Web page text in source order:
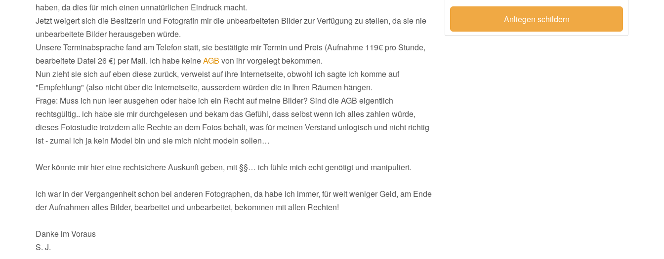
haben, da dies für mich einen unnatürlichen Eindruck macht.
Jetzt weigert sich die Besitzerin und Fotografin mir die unbearbeiteten Bilder zur Verfügung zu stellen, da sie nie
unbearbeitete Bilder herausgeben würde.
Unsere Terminabsprache fand am Telefon statt, sie bestätigte mir Termin und Preis (Aufnahme 119€ pro Stunde,
bearbeitete Datei 26 €) per Mail. Ich habe keineAGB von ihr vorgelegt bekommen.
Nun zieht sie sich auf eben diese zurück, verweist auf ihre Internetseite, obwohl ich sagte ich komme auf
"Empfehlung" (also nicht über die Internetseite, ausserdem würden die in Ihren Räumen hängen.
Frage: Muss ich nun leer ausgehen oder habe ich ein Recht auf meine Bilder? Sind die AGB eigentlich
rechtsgültig.. ich habe sie mir durchgelesen und bekam das Gefühl, dass selbst wenn ich alles zahlen würde,
dieses Fotostudie trotzdem alle Rechte an dem Fotos behält, was für meinen Verstand unlogisch und nicht richtig
ist - zumal ich ja kein Model bin und sie mich nicht modeln sollen…
Wer könnte mir hier eine rechtsichere Auskunft geben, mit §§… ich fühle mich echt genötigt und manipuliert.
Ich war in der Vergangenheit schon bei anderen Fotographen, da habe ich immer, für weit weniger Geld, am Ende
der Aufnahmen alles Bilder, bearbeitet und unbearbeitet, bekommen mit allen Rechten!
Danke im Voraus
S. J.
Anliegen schildern